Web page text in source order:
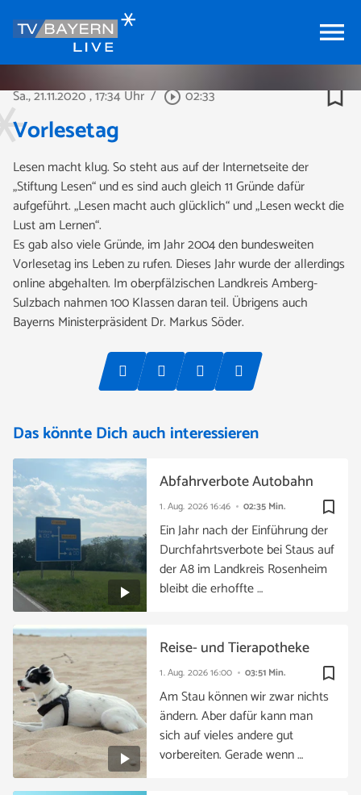
menu
Sa., 21.11.2020, 17:34 Uhr / play_circle_outline02:33 bookmark_border
Vorlesetag
Lesen macht klug. So steht aus auf der Internetseite der
„Stiftung Lesen“ und es sind auch gleich 11 Gründe dafür
aufgeführt. „Lesen macht auch glücklich“ und „Lesen weckt die
Lust am Lernen“.
Es gab also viele Gründe, im Jahr 2004 den bundesweiten
Vorlesetag ins Leben zu rufen. Dieses Jahr wurde der allerdings
online abgehalten. Im oberpfälzischen Landkreis Amberg-
Sulzbach nahmen 100 Klassen daran teil. Übrigens auch
Bayerns Ministerpräsident Dr. Markus Söder.
Das könnte Dich auch interessieren
bookmark_border
1. Aug. 202616:46 02:35 Min.
Abfahrverbote Autobahn
Ein Jahr nach der Einführung der
Durchfahrtsverbote bei Staus auf
der A8 im Landkreis Rosenheim
bleibt die erhoffte …
bookmark_border
1. Aug. 202616:00 03:51 Min.
Reise- und Tierapotheke
Am Stau können wir zwar nichts
ändern. Aber dafür kann man
sich auf vieles andere gut
vorbereiten. Gerade wenn …